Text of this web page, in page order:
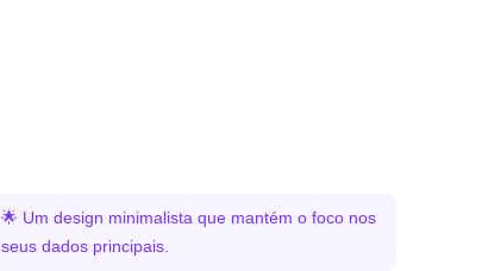
🌟 Um design minimalista que mantém o foco nos
seus dados principais.